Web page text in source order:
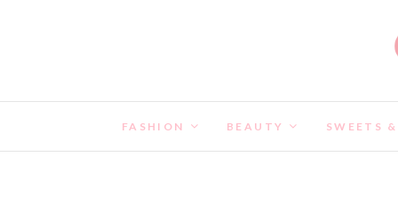
FASHION BEAUTY SWEETS